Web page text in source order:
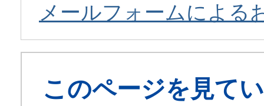
メールフォームによる
このページを見て